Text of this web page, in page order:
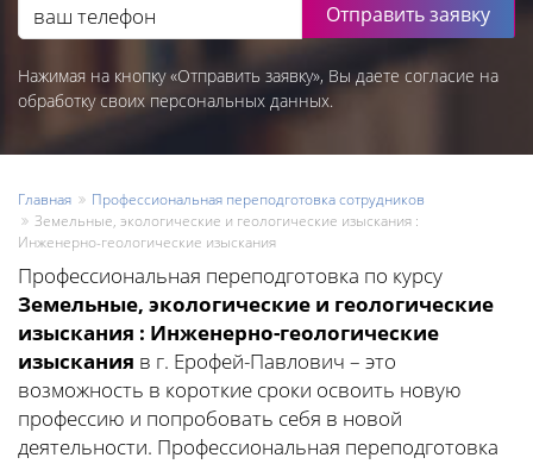
Отправить заявку
Нажимая на кнопку «Отправить заявку», Вы даете согласие на
обработку своих персональных данных.
Главная
Профессиональная переподготовка сотрудников
Земельные, экологические и геологические изыскания :
Инженерно-геологические изыскания
Профессиональная переподготовка по курсу
Земельные, экологические и геологические
изыскания : Инженерно-геологические
изыскания в г. Ерофей-Павлович – это
возможность в короткие сроки освоить новую
профессию и попробовать себя в новой
деятельности. Профессиональная переподготовка